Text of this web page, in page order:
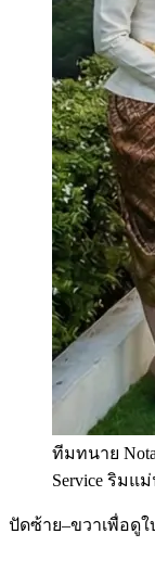
ทีมทนาย
Service ริมแ
ปัดซ้าย–ขวาเพื่อดูใ